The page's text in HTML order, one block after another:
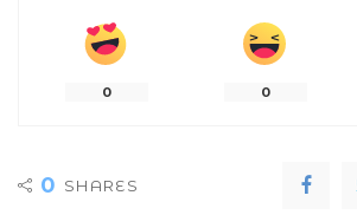
0 0
0 SHARES